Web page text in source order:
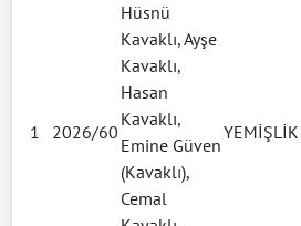
1 2026/60
Hüsnü
Kavaklı, Ayşe
Kavaklı,
Hasan
Kavaklı,
Emine Güven
(Kavaklı),
Cemal
YEMİŞLİK